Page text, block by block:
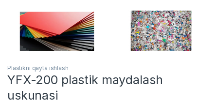
Plastikni qayta ishlash
YFX-200 plastik maydalash
uskunasi